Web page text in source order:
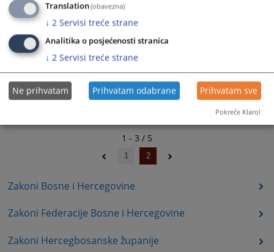
Zakoni Bosne i Hercegovine
Zakoni Federacije Bosne i Hercegovine
Zakoni Hercegbosanske županije
1 - 3 / 5
1 2
Translation(obavezna)
↓ 2 Servisi treće strane
Analitika o posjećenosti stranica
↓ 2 Servisi treće strane
Ne prihvatam Prihvatam odabrane Prihvatam sve
Pokreće Klaro!